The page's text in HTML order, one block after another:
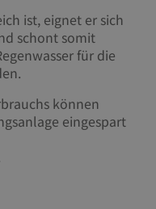
ist, eignet er sich
schont somit
für die
können
eingespart